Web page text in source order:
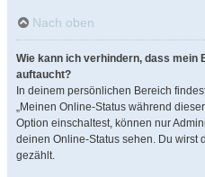
Nach oben
Wie kann ich verhindern, dass mein
auftaucht?
In deinem persönlichen Bereich
„Meinen Online-Status während
Option einschaltest, können nur
deinen Online-Status sehen. Du wirst
gezählt.